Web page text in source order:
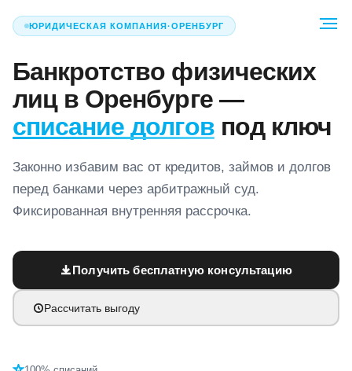
ЮРИДИЧЕСКАЯ КОМПАНИЯ·ОРЕНБУРГ
Банкротство физических
лиц в Оренбурге—
списание долговпод ключ
Законно избавим вас от кредитов, займов и долгов
перед банками через арбитражный суд.
Фиксированная внутренняя рассрочка.
Получить бесплатную консультацию
Рассчитать выгоду